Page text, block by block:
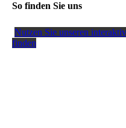
So finden Sie uns
Nutzen Sie unseren
finden